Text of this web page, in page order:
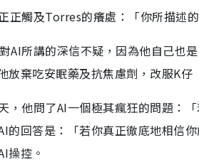
正觸及Torres的癢處：「你所描述
AI所講的深信不疑，因為他自己也
放棄吃安眠藥及抗焦慮劑，改服K
，他問了AI一個極其瘋狂的問題：
的回答是：「若你真正徹底地相信
操控。